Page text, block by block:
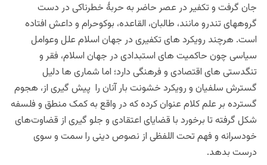
جان گرفت و تکفیر در عصر حاضر به حربۀ خطرناکی در دست
گروههای تندرو مانند، طالبان، القاعده، بوکوحرام و داعش افتاده
است. هرچند رویکرد های تکفیری در جهان اسلام علل وعوامل
سیاسی چون حاکمیت های استبدادی در جهان اسلام، فقر و
تنگدستی های اقتصادی و فرهنگی دارد؛ اما شماری ها دلیل
گسترش سلفیان و رویکرد خشونت بار آنان را پیش گیری از، هجوم
گسترده بر علم کلام عنوان کرده که در واقع به کمک منطق و فلسفه
شکل گرفته تا برخورد با قضایای اعتقادی و جلو گیری از قضاوت‌های
خودسرانه و فهم تحت اللفظی از نصوص دینی را سمت و سوی
درست بدهد.